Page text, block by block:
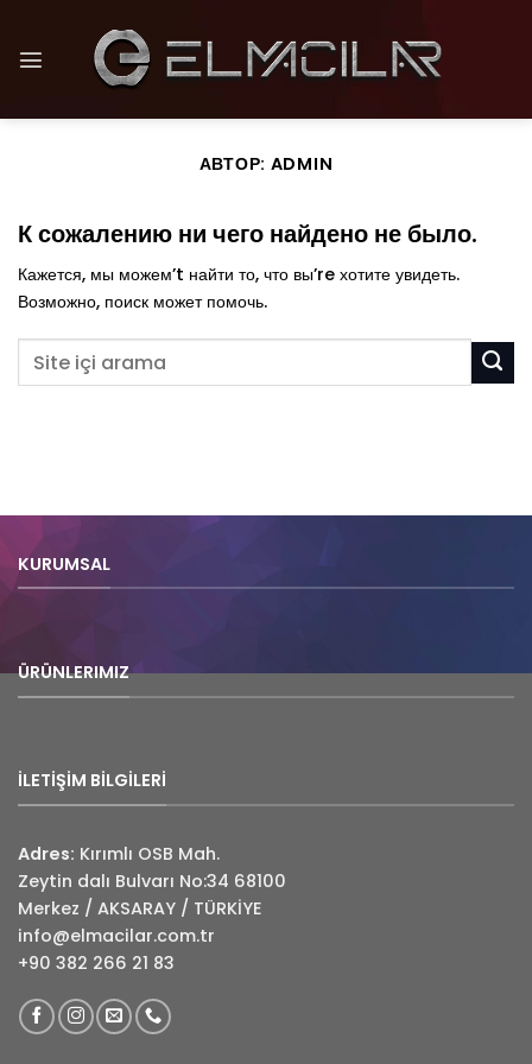
content
АВТОР: ADMIN
К сожалению ни чего найдено не было.
Кажется, мы можем’t найти то, что вы’re хотите увидеть.
Возможно, поиск может помочь.
KURUMSAL
ÜRÜNLERIMIZ
İLETİŞİM BİLGİLERİ
Adres: Kırımlı OSB Mah.
Zeytin dalı Bulvarı No:34 68100
Merkez / AKSARAY / TÜRKİYE
info@elmacilar.com.tr
+90 382 266 21 83